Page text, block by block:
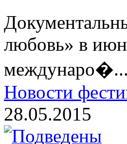
любовь» в
междунаро�...
Новости
28.05.2015